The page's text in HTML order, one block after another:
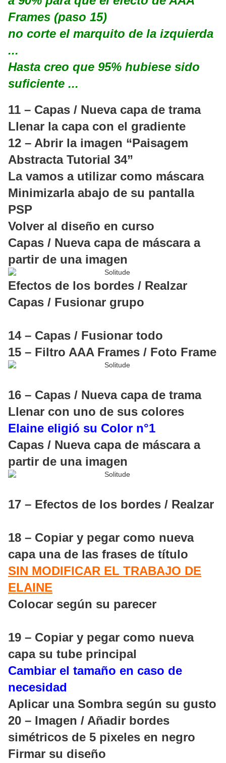
Frames (paso 15)
no corte el marquito de la izquierda
...
Hasta creo que 95% hubiese sido
suficiente ...
11 – Capas / Nueva capa de trama
Llenar la capa con el gradiente
12 – Abrir la imagen “Paisagem
Abstracta Tutorial 34”
La vamos a utilizar como máscara
Minimizarla abajo de su pantalla
PSP
Volver al diseño en curso
Capas / Nueva capa de máscara a
partir de una imagen
Efectos de los bordes / Realzar
Capas / Fusionar grupo
14 – Capas / Fusionar todo
15 – Filtro AAA Frames / Foto Frame
16 – Capas / Nueva capa de trama
Llenar con uno de sus colores
Elaine eligió su Color n°1
Capas / Nueva capa de máscara a
partir de una imagen
17 – Efectos de los bordes / Realzar
18 – Copiar y pegar como nueva
capa una de las frases de título
SIN MODIFICAR EL TRABAJO DE
ELAINE
Colocar según su parecer
19 – Copiar y pegar como nueva
capa su tube principal
Cambiar el tamaño en caso de
necesidad
Aplicar una Sombra según su gusto
20 – Imagen / Añadir bordes
simétricos de 5 pixeles en negro
Firmar su diseño